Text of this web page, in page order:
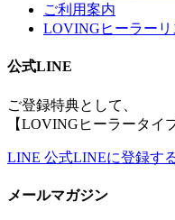
ご利用案内
LOVINGヒーラーリ
公式LINE
ご登録特典として、
【LOVINGヒーラータイ
LINE 公式LINEに登録す
メールマガジン